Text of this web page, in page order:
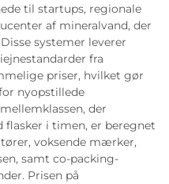
til startups, regionale
af mineralvand, der
systemer leverer
fra
priser, hvilket gør
nyopstillede
der
i timen, er beregnet
voksende mærker,
samt co-packing-
Prisen på